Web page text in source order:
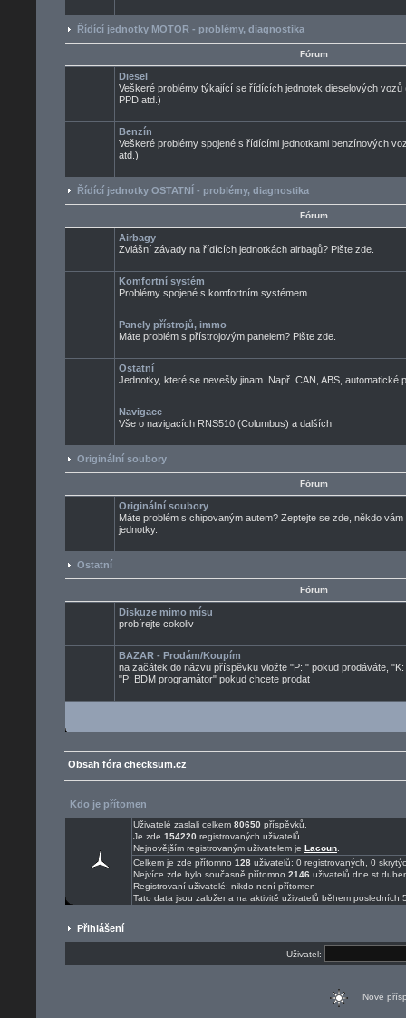
Řídící jednotky MOTOR - problémy, diagnostika
Fórum
Diesel
Veškeré problémy týkající se řídících jednotek dieselových vozů
PPD atd.)
Benzín
Veškeré problémy spojené s řídícími jednotkami benzínových
atd.)
Řídící jednotky OSTATNÍ - problémy, diagnostika
Fórum
Airbagy
Zvlášní závady na řídících jednotkách airbagů? Pište zde.
Komfortní systém
Problémy spojené s komfortním systémem
Panely přístrojů, immo
Máte problém s přístrojovým panelem? Pište zde.
Ostatní
Jednotky, které se nevešly jinam. Např. CAN, ABS, automatické
Navigace
Vše o navigacích RNS510 (Columbus) a dalších
Originální soubory
Fórum
Originální soubory
Máte problém s chipovaným autem? Zeptejte se zde, někdo
jednotky.
Ostatní
Fórum
Diskuze mimo mísu
probírejte cokoliv
BAZAR - Prodám/Koupím
na začátek do názvu příspěvku vložte "P: " pokud prodáváte,
"P: BDM programátor" pokud chcete prodat
Obsah fóra checksum.cz
Kdo je přítomen
Uživatelé zaslali celkem 80650 příspěvků.
Je zde 154220 registrovaných uživatelů.
Nejnovějším registrovaným uživatelem je Lacoun
Celkem je zde přítomno 128 uživatelů: 0 registrovaných, 0
Nejvíce zde bylo současně přítomno 2146 uživatelů dne st
Registrovaní uživatelé: nikdo není přítomen
Tato data jsou založena na aktivitě uživatelů během posledních
Přihlášení
Uživatel:
Nové